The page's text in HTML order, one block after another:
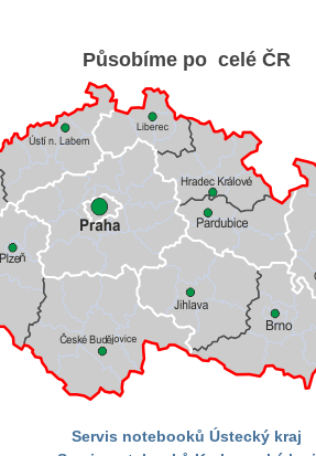
Působíme po celé ČR
Servis notebooků Ústecký kraj